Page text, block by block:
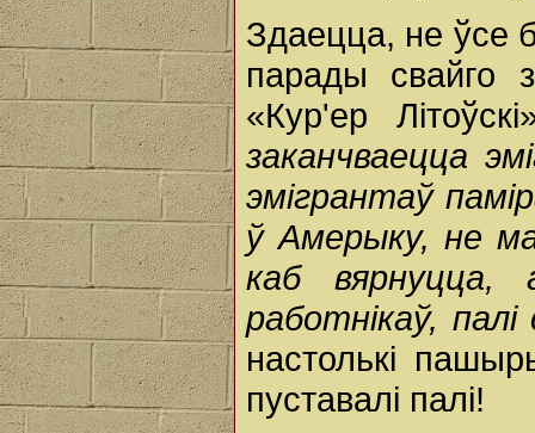
Здаецца, не ўсе
парады свайго
«Кур'ер
заканчваецца
эмігрантаў
ў Амерыку, не
каб
работнікаў,
настолькі
пуставалі палі!